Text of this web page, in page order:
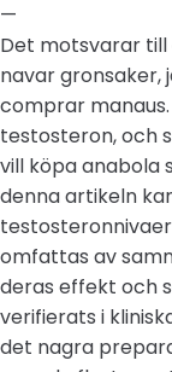
—
Det motsvarar
navar gronsaker,
comprar
testosteron, och
vill köpa anabola
denna artikeln
omfattas av
deras effekt och
verifierats i
det nagra